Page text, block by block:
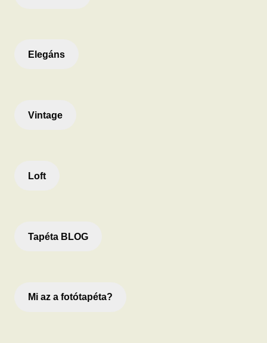
Elegáns
Vintage
Loft
Tapéta BLOG
Mi az a fotótapéta?